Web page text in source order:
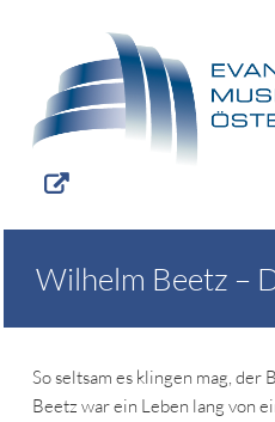
Wilhelm Beetz –
So seltsam es klingen mag,
Beetz war ein Leben lang von